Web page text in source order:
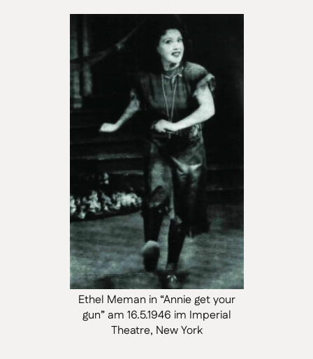
Ethel Meman in “Annie get your
gun” am 16.5.1946 im Imperial
Theatre, New York